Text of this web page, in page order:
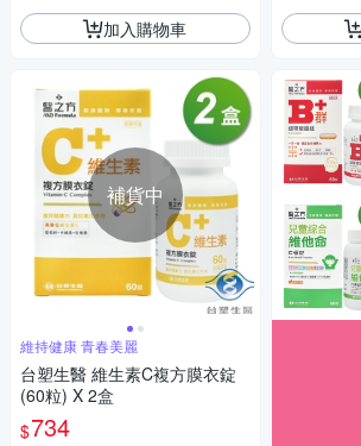
加入購物車
補貨中
維持健康 青春美麗
台塑生醫 維生素C複方膜衣錠
(60粒) X 2盒
$734